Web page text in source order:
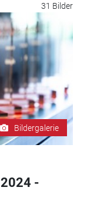
31 Bilder
Bildergalerie
-